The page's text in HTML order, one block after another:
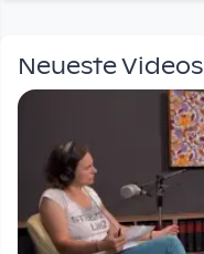
Neueste Videos